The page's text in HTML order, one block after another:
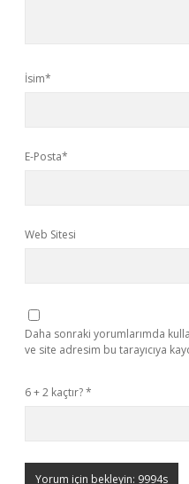
İsim*
E-Posta*
Web Sitesi
Daha sonraki yorumlarımda
ve site adresim bu tarayıcıya
6 + 2 kaçtır?*